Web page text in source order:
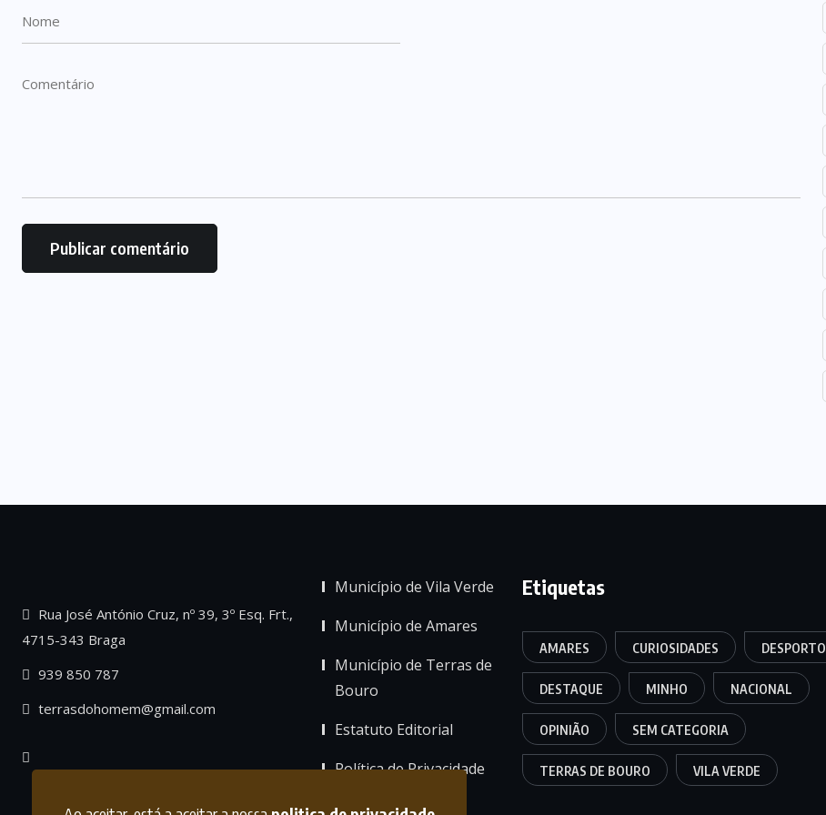
Rua José António Cruz, nº 39, 3º Esq. Frt.,
4715-343 Braga
939 850 787
terrasdohomem@gmail.com
Município de Vila Verde
Município de Amares
Município de Terras de
Bouro
Estatuto Editorial
Política de Privacidade
Etiquetas
AMARES CURIOSIDADES DESPORTO
DESTAQUE MINHO NACIONAL
OPINIÃO SEM CATEGORIA
TERRAS DE BOURO VILA VERDE